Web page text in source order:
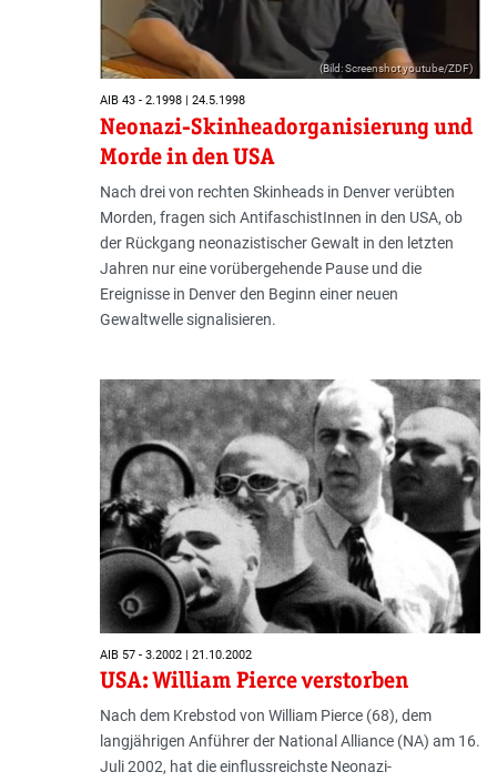
(Bild: Screenshot youtube/ZDF)
AIB 43 - 2.1998 | 24.5.1998
Neonazi-Skinheadorganisierung und
Morde in den USA
Nach drei von rechten Skinheads in Denver verübten
Morden, fragen sich AntifaschistInnen in den USA, ob
der Rückgang neonazistischer Gewalt in den letzten
Jahren nur eine vorübergehende Pause und die
Ereignisse in Denver den Beginn einer neuen
Gewaltwelle signalisieren.
AIB 57 - 3.2002 | 21.10.2002
USA: William Pierce verstorben
Nach dem Krebstod von William Pierce (68), dem
langjährigen Anführer der National Alliance (NA) am 16.
Juli 2002, hat die einflussreichste Neonazi-